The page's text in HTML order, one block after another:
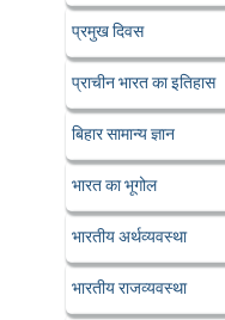
प्रमुख दिवस
प्राचीन भारत का इतिहास
बिहार सामान्य ज्ञान
भारत का भूगोल
भारतीय अर्थव्यवस्था
भारतीय राजव्यवस्था